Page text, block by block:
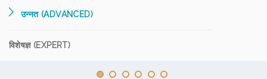
उन्नत (ADVANCED)
विशेषज्ञ (EXPERT)